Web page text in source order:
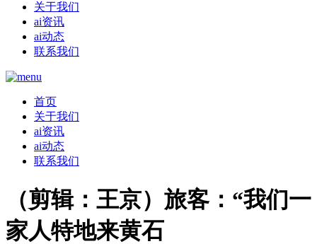
关于我们
ai资讯
ai动态
联系我们
首页
关于我们
ai资讯
ai动态
联系我们
（剪辑：王京）旅客：“我们一
家人特地来黄石